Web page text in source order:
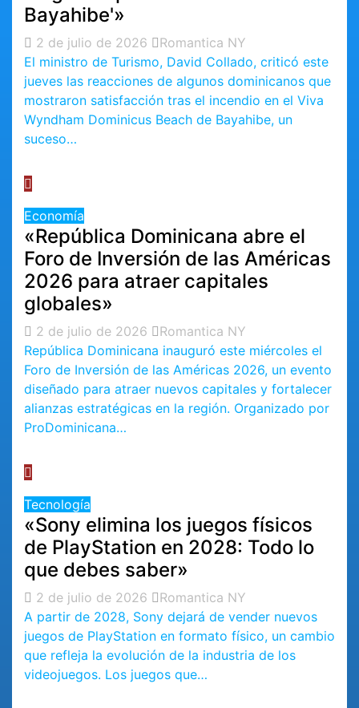
Bayahibe'»
2 de julio de 2026
Romantica NY
El ministro de Turismo, David Collado, criticó este
jueves las reacciones de algunos dominicanos que
mostraron satisfacción tras el incendio en el Viva
Wyndham Dominicus Beach de Bayahibe, un
suceso…
Economía
«República Dominicana abre el
Foro de Inversión de las Américas
2026 para atraer capitales
globales»
2 de julio de 2026
Romantica NY
República Dominicana inauguró este miércoles el
Foro de Inversión de las Américas 2026, un evento
diseñado para atraer nuevos capitales y fortalecer
alianzas estratégicas en la región. Organizado por
ProDominicana…
Tecnología
«Sony elimina los juegos físicos
de PlayStation en 2028: Todo lo
que debes saber»
2 de julio de 2026
Romantica NY
A partir de 2028, Sony dejará de vender nuevos
juegos de PlayStation en formato físico, un cambio
que refleja la evolución de la industria de los
videojuegos. Los juegos que…